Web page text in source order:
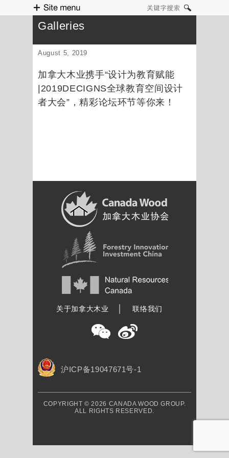
Galleries
August 5, 2019
加拿大木业携手“设计为教育赋能
|2019DECIGNS全球教育空间设计
者大会”，精彩论坛环节等你来！
关于加拿大木业 联络我们
沪ICP备19047671号-1
COPYRIGHT © 2026 CANADA WOOD GROUP.
ALL RIGHTS RESERVED.